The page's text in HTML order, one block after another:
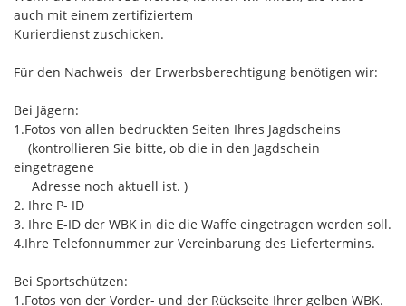
auch mit einem zertifiziertem
Kurierdienst zuschicken.
Für den Nachweis der Erwerbsberechtigung benötigen wir:
Bei Jägern:
1.Fotos von allen bedruckten Seiten Ihres Jagdscheins
(kontrollieren Sie bitte, ob die in den Jagdschein
eingetragene
Adresse noch aktuell ist. )
2. Ihre P- ID
3. Ihre E-ID der WBK in die die Waffe eingetragen werden soll.
​​4.Ihre Telefonnummer zur Vereinbarung des Liefertermins.
Bei Sportschützen:
1.Fotos von der Vorder- und der Rückseite Ihrer gelben WBK.